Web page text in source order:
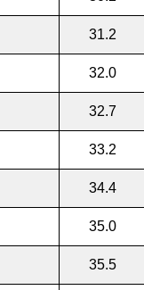
31.2
32.0
32.7
33.2
34.4
35.0
35.5